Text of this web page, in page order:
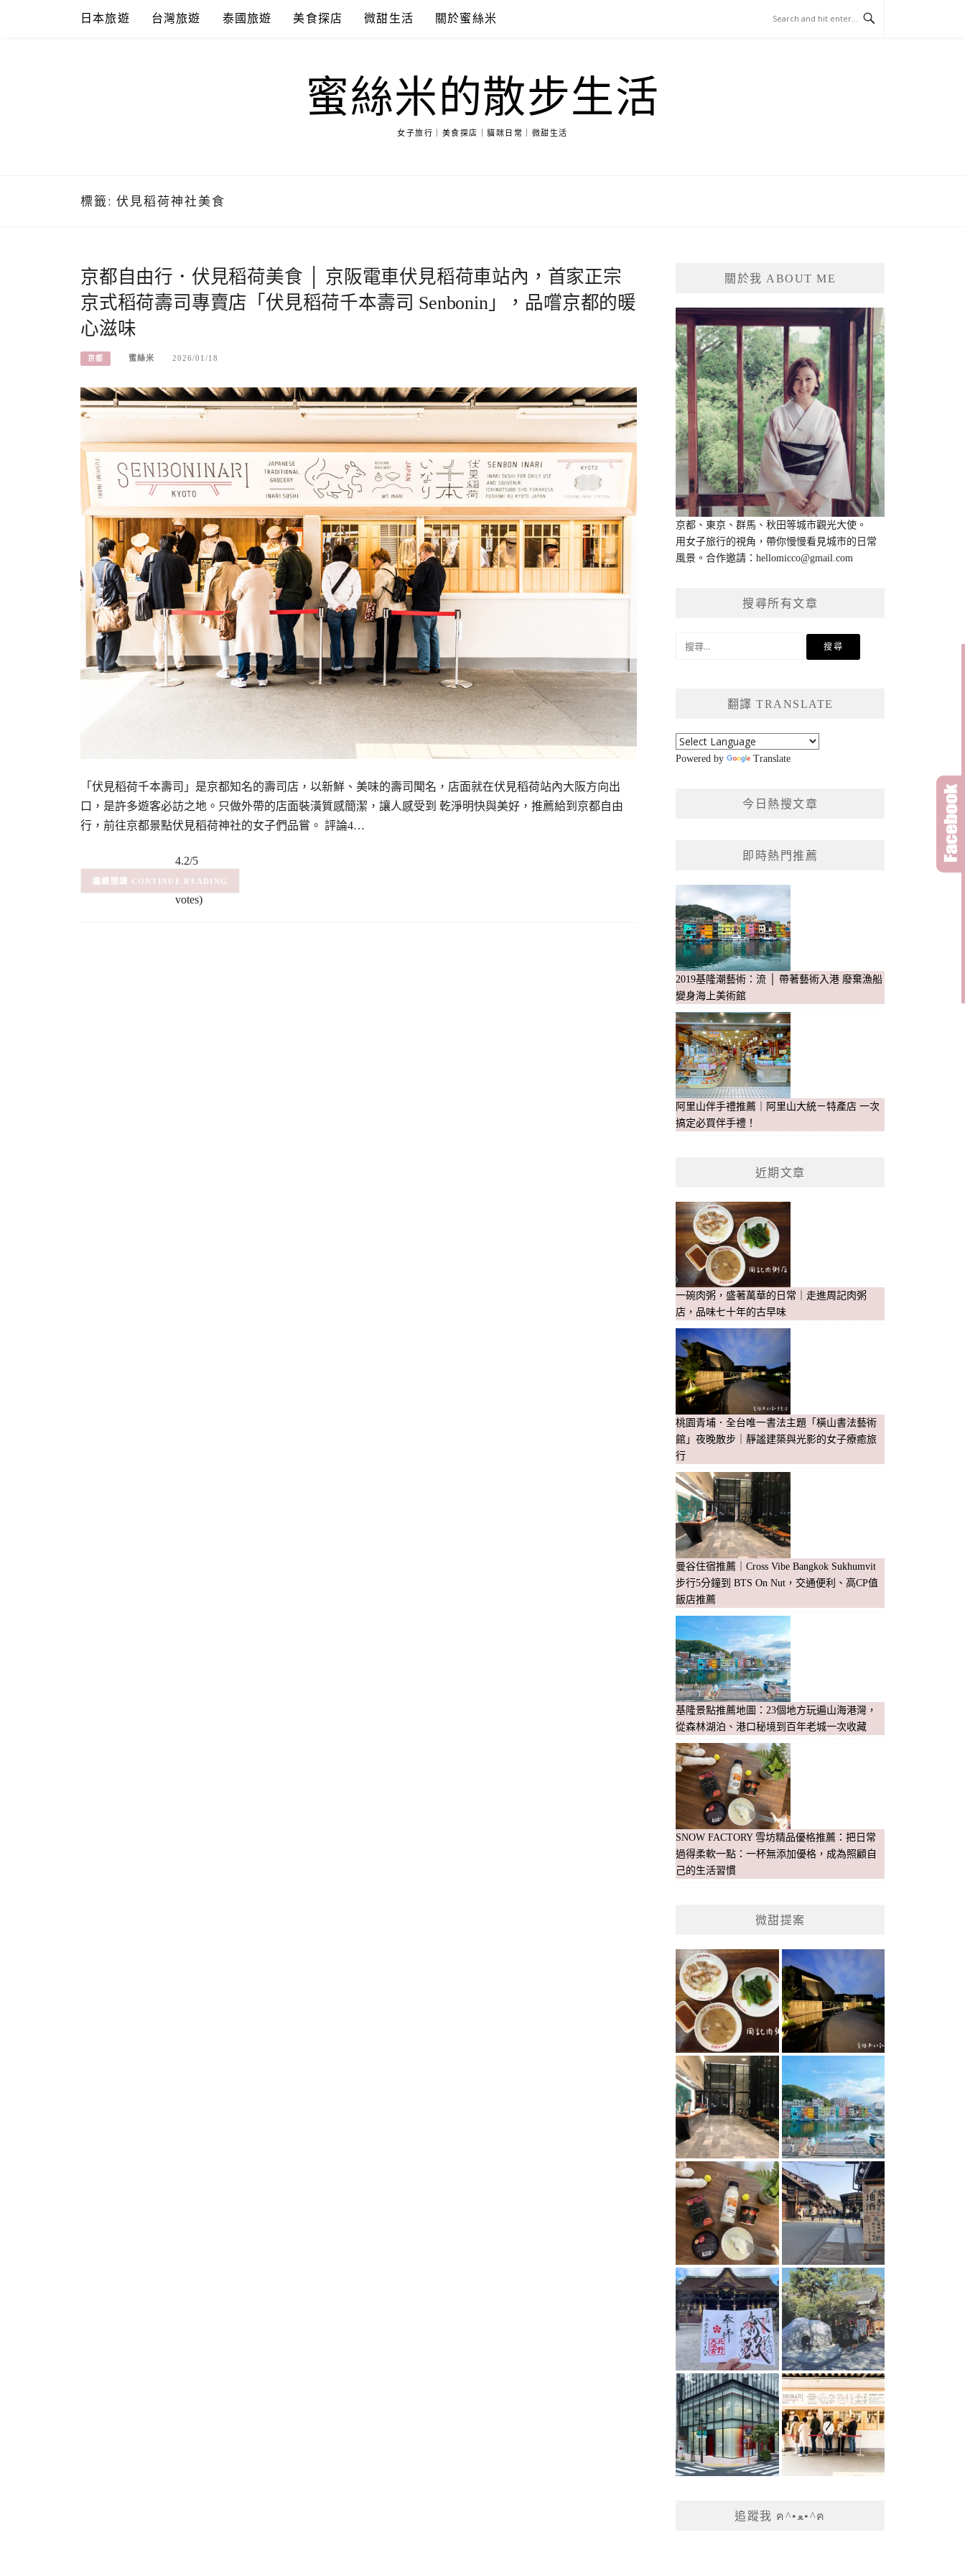
日本旅遊 台灣旅遊 泰國旅遊 美食探店 微甜生活 關於蜜絲米
蜜絲米的散步生活
女子旅行｜美食探店｜貓咪日常｜微甜生活
標籤: 伏見稻荷神社美食
京都自由行．伏見稻荷美食 │ 京阪電車伏見稻荷車站內，首家正宗
京式稻荷壽司專賣店「伏見稻荷千本壽司 Senbonin」，品嚐京都的暖
心滋味
京都 蜜絲米 2026/01/18
「伏見稻荷千本壽司」是京都知名的壽司店，以新鮮、美味的壽司聞名，店面就在伏見稻荷站內大阪方向出
口，是許多遊客必訪之地。只做外帶的店面裝潢質感簡潔，讓人感受到 乾淨明快與美好，推薦給到京都自由
行，前往京都景點伏見稻荷神社的女子們品嘗。 評論4…
4.2/5
– (5
votes)
CONTINUE READING
關於我 ABOUT ME
京都、東京、群馬、秋田等城市觀光大使。
用女子旅行的視角，帶你慢慢看見城市的日常
風景。合作邀請：hellomicco@gmail.com
搜尋所有文章
翻譯 TRANSLATE
Powered by Translate
今日熱搜文章
即時熱門推薦
2019基隆潮藝術：流 │ 帶著藝術入港 廢棄漁船
變身海上美術館
阿里山伴手禮推薦｜阿里山大統ㄧ特產店 一次
搞定必買伴手禮！
近期文章
一碗肉粥，盛著萬華的日常｜走進周記肉粥
店，品味七十年的古早味
桃園青埔．全台唯一書法主題「橫山書法藝術
館」夜晚散步｜靜謐建築與光影的女子療癒旅
行
曼谷住宿推薦｜Cross Vibe Bangkok Sukhumvit
步行5分鐘到 BTS On Nut，交通便利、高CP值
飯店推薦
基隆景點推薦地圖：23個地方玩遍山海港灣，
從森林湖泊、港口秘境到百年老城一次收藏
SNOW FACTORY 雪坊精品優格推薦：把日常
過得柔軟一點：一杯無添加優格，成為照顧自
己的生活習慣
微甜提案
追蹤我 ฅ^•ﻌ•^ฅ